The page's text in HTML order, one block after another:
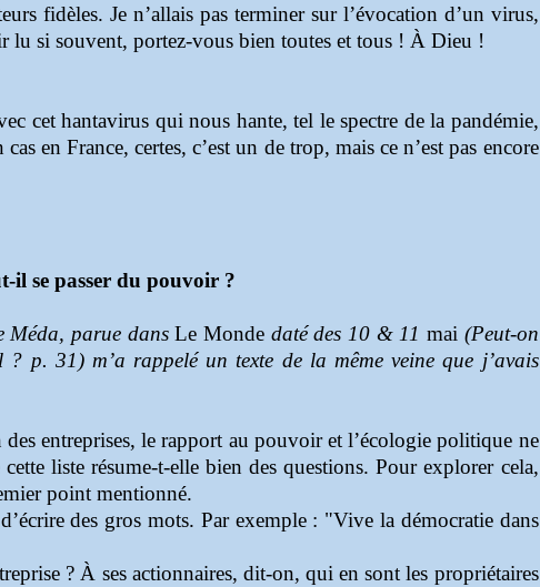
fidèles. Je n’allais pas terminer sur l’évocation d’un virus,
lu si souvent, portez-vous bien toutes et tous ! À Dieu !
cet hantavirus qui nous hante, tel le spectre de la pandémie,
en France, certes, c’est un de trop, mais ce n’est pas encore
il se passer du pouvoir ?
Méda, parue dansLe Mondedaté des 10 & 11 mai (Peut-on
p. 31) m’a rappelé un texte de la même veine que j’avais
entreprises, le rapport au pouvoir et l’écologie politique ne
liste résume-t-elle bien des questions. Pour explorer cela,
point mentionné.
des gros mots. Par exemple : "Vive la démocratie dans
? À ses actionnaires, dit-on, qui en sont les propriétaires